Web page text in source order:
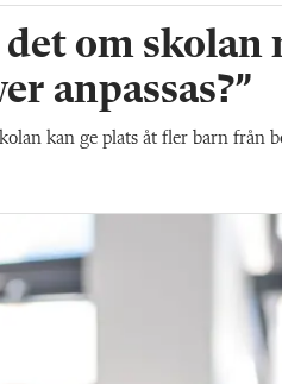
det om
anpassas?”
kan ge plats åt fler barn från